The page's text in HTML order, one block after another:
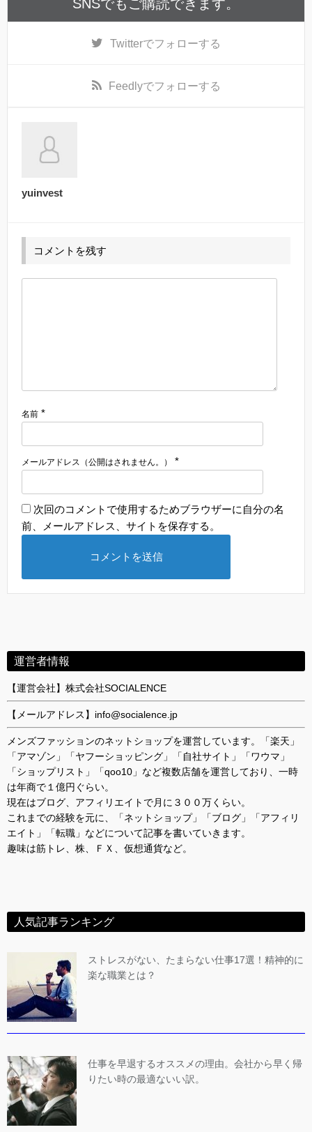
SNSでもご購読できます。
Twitterでフォローする
Feedlyでフォローする
yuinvest
コメントを残す
名前 *
メールアドレス（公開はされません。） *
次回のコメントで使用するためブラウザーに自分の名
前、メールアドレス、サイトを保存する。
運営者情報
【運営会社】株式会社SOCIALENCE
【メールアドレス】info@socialence.jp
メンズファッションのネットショップを運営しています。「楽天」
「アマゾン」「ヤフーショッピング」「自社サイト」「ワウマ」
「ショップリスト」「qoo10」など複数店舗を運営しており、一時
は年商で１億円ぐらい。
現在はブログ、アフィリエイトで月に３００万くらい。
これまでの経験を元に、「ネットショップ」「ブログ」「アフィリ
エイト」「転職」などについて記事を書いていきます。
趣味は筋トレ、株、ＦＸ、仮想通貨など。
人気記事ランキング
ストレスがない、たまらない仕事17選！精神的に
楽な職業とは？
仕事を早退するオススメの理由。会社から早く帰
りたい時の最適ないい訳。